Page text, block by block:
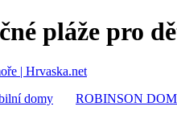
pláže pro
domy ROBINSON